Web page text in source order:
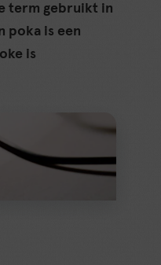
term gebruikt in
poka is een
is